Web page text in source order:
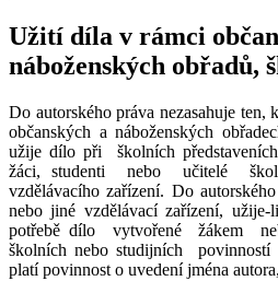
Užití díla v rámci
náboženských obřadů,
Do autorského práva nezasahuje
občanských a náboženských
užije dílo při školních
žáci, studenti nebo učitelé
vzdělávacího zařízení. Do
nebo jiné vzdělávací zařízení,
potřebě dílo vytvořené žákem
školních nebo studijních povinností
platí povinnost o uvedení jména